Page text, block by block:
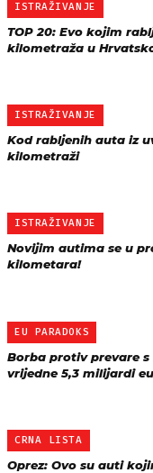
ISTRAŽIVANJE
TOP 20: Evo kojim
kilometraža u
ISTRAŽIVANJE
Kod rabljenih auta iz
kilometraži
ISTRAŽIVANJE
Novijim autima se u
kilometara!
EU PARADOKS
Borba protiv prevare
vrijedne 5,3 milijardi
CRNA LISTA
Oprez: Ovo su auti